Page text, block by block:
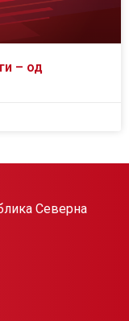
– од
Северна